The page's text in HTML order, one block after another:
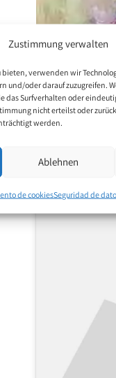
Zustimmung verwalten
verwenden wir
und/oder darauf zuzugreifen.
Surfverhalten oder
nicht erteilst oder
werden.
Ablehnen
de cookiesSeguridad de